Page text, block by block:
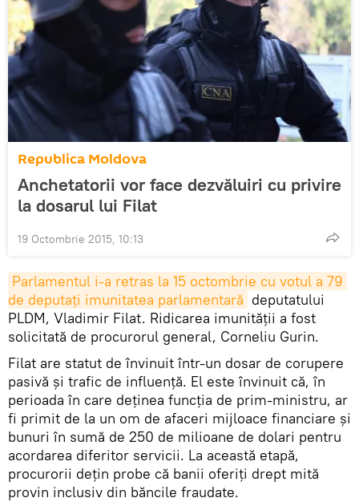
Republica Moldova
Anchetatorii vor face dezvăluiri cu privire
la dosarul lui Filat
19 Octombrie 2015, 10:13
Parlamentul i-a retras la 15 octombrie cu votul a 79
de deputaţi imunitatea parlamentară deputatului
PLDM, Vladimir Filat. Ridicarea imunităţii a fost
solicitată de procurorul general, Corneliu Gurin.
Filat are statut de învinuit într-un dosar de corupere
pasivă şi trafic de influenţă. El este învinuit că, în
perioada în care deţinea funcţia de prim-ministru, ar
fi primit de la un om de afaceri mijloace financiare şi
bunuri în sumă de 250 de milioane de dolari pentru
acordarea diferitor servicii. La această etapă,
procurorii deţin probe că banii oferiţi drept mită
provin inclusiv din băncile fraudate.